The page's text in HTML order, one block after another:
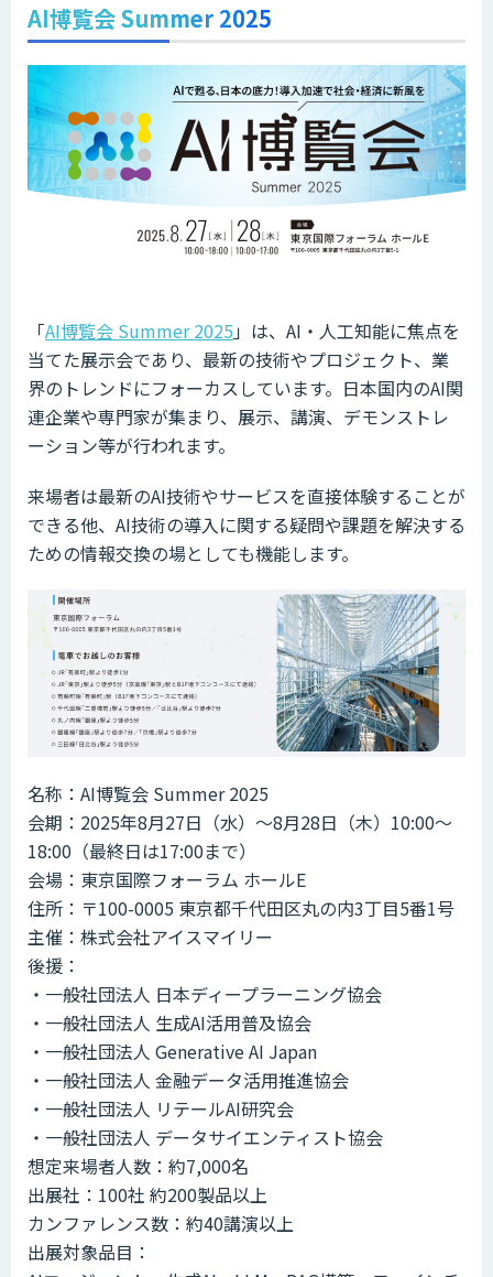
AI博覧会 Summer 2025
「AI博覧会 Summer 2025」は、AI・人工知能に焦点を
当てた展示会であり、最新の技術やプロジェクト、業
界のトレンドにフォーカスしています。日本国内のAI関
連企業や専門家が集まり、展示、講演、デモンストレ
ーション等が行われます。
来場者は最新のAI技術やサービスを直接体験することが
できる他、AI技術の導入に関する疑問や課題を解決する
ための情報交換の場としても機能します。
名称：AI博覧会 Summer 2025
会期：2025年8月27日（水）～8月28日（木）10:00～
18:00（最終日は17:00まで）
会場：東京国際フォーラム ホールE
住所：〒100-0005 東京都千代田区丸の内3丁目5番1号
主催：株式会社アイスマイリー
後援：
・一般社団法人 日本ディープラーニング協会
・一般社団法人 生成AI活用普及協会
・一般社団法人 Generative AI Japan
・一般社団法人 金融データ活用推進協会
・一般社団法人 リテールAI研究会
・一般社団法人 データサイエンティスト協会
想定来場者人数：約7,000名
出展社：100社 約200製品以上
カンファレンス数：約40講演以上
出展対象品目：